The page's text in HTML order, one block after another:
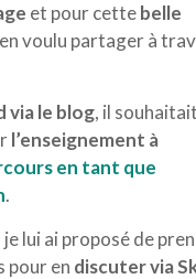
et pour cettebelle
voulu partager à
via le blog, il
l’enseignement à
en tant que
.
je lui ai proposé de
pour en discuter via